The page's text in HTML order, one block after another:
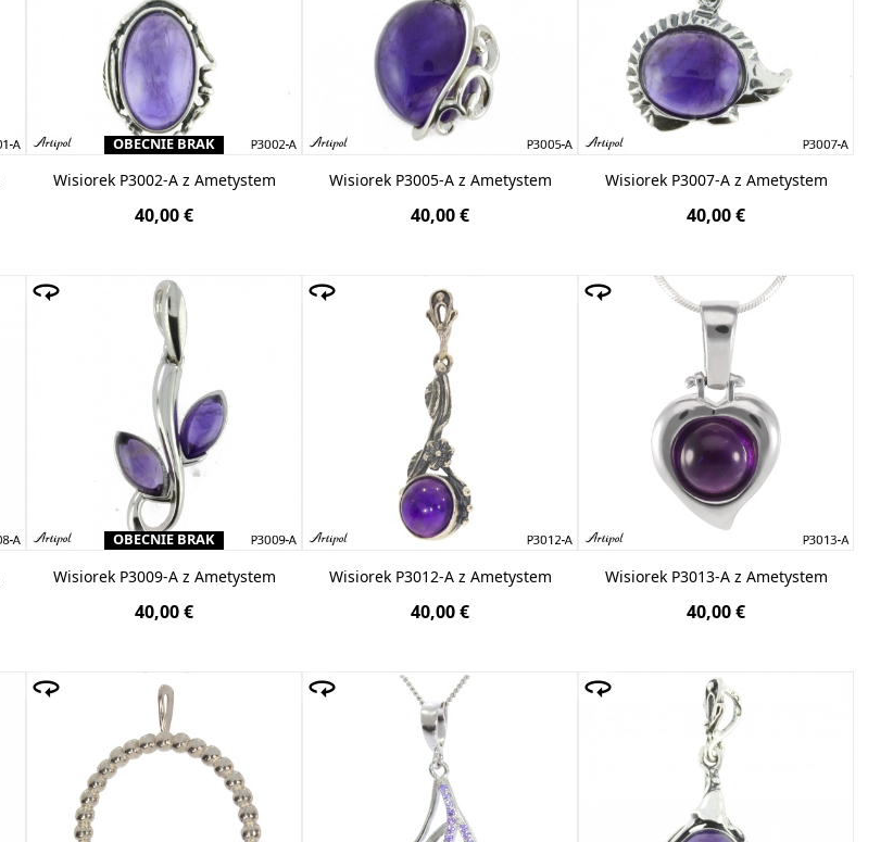
OBECNIE BRAK
Wisiorek P3002-A z Ametystem
40,00 €
Wisiorek P3005-A z Ametystem
40,00 €
Wisiorek P3007-A z Ametystem
40,00 €
OBECNIE BRAK
Wisiorek P3009-A z Ametystem
40,00 €
Wisiorek P3012-A z Ametystem
40,00 €
Wisiorek P3013-A z Ametystem
40,00 €